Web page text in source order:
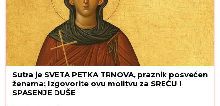
Sutra je SVETA PETKA TRNOVA, praznik posvećen
ženama: Izgovorite ovu molitvu za SREĆU I
SPASENJE DUŠE